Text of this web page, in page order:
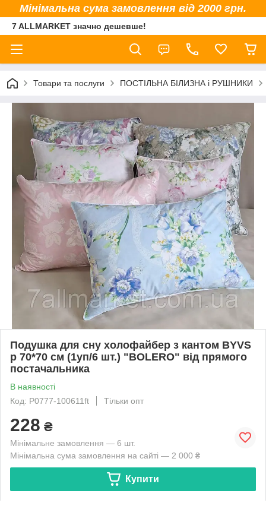
Мінімальна сума замовлення від 2000 грн.
7 ALLMARKET значно дешевше!
Товари та послуги ПОСТІЛЬНА БІЛИЗНА і РУШНИКИ
Подушка для сну холофайбер з кантом BYVS
р 70*70 см (1уп/6 шт.) "BOLERO" від прямого
постачальника
В наявності
Код: P0777-100611ft
Тільки опт
228 ₴
Мінімальне замовлення — 6 шт.
Мінімальна сума замовлення на сайті — 2 000 ₴
Купити